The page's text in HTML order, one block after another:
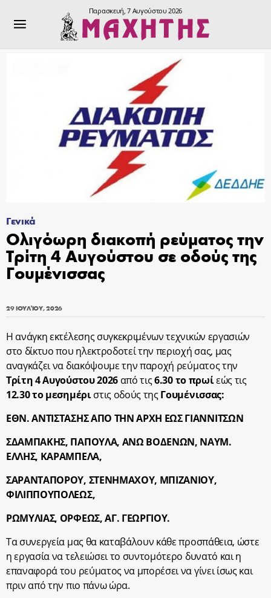
Παρασκευή, 7 Αυγούστου 2026
Γενικά
Ολιγόωρη διακοπή ρεύματος την
Τρίτη 4 Αυγούστου σε οδούς της
Γουμένισσας
29 ΙΟΥΛΊΟΥ, 2026
Η ανάγκη εκτέλεσης συγκεκριμένων τεχνικών εργασιών
στο δίκτυο που ηλεκτροδοτεί την περιοχή σας, μας
αναγκάζει να διακόψουμε την παροχή ρεύματος την
Τρίτη 4 Αυγούστου 2026από τις6.30 το πρωίεώς τις
12.30 το μεσημέριστις οδούς τηςΓουμένισσας:
ΕΘΝ. ΑΝΤΙΣΤΑΣΗΣ ΑΠΟ ΤΗΝ ΑΡΧΗ ΕΩΣ ΓΙΑΝΝΙΤΣΩΝ
ΣΔΑΜΠΑΚΗΣ, ΠΑΠΟΥΛΑ, ΑΝΩ ΒΟΔΕΝΩΝ, ΝΑΥΜ.
ΕΛΛΗΣ, ΚΑΡΑΜΠΕΛΑ,
ΣΑΡΑΝΤΑΠΟΡΟΥ, ΣΤΕΝΗΜΑΧΟΥ, ΜΠΙΖΑΝΙΟΥ,
ΦΙΛΙΠΠΟΥΠΟΛΕΩΣ,
ΡΩΜΥΛΙΑΣ, ΟΡΦΕΩΣ, ΑΓ. ΓΕΩΡΓΙΟΥ.
Τα συνεργεία μας θα καταβάλουν κάθε προσπάθεια, ώστε
η εργασία να τελειώσει το συντομότερο δυνατό και η
επαναφορά του ρεύματος να μπορέσει να γίνει ίσως και
πριν από την πιο πάνω ώρα.